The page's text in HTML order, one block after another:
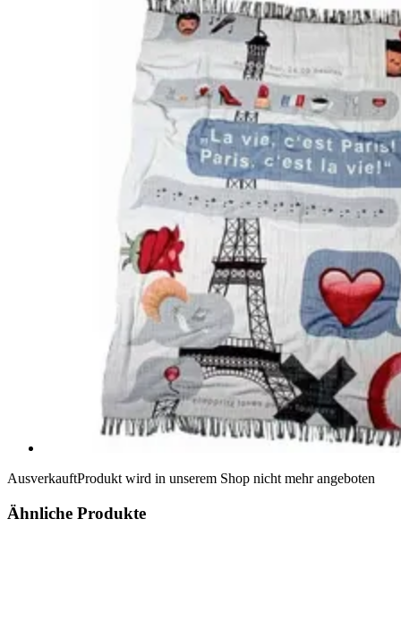
AusverkauftProdukt wird in unserem Shop nicht mehr angeboten
Ähnliche Produkte